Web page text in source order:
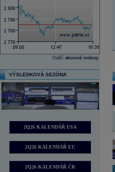
Další akciové indexy
VÝSLEDKOVÁ SEZÓNA
2Q26 KALENDÁŘ USA
2Q26 KALENDÁŘ EU
2Q26 KALENDÁŘ ČR